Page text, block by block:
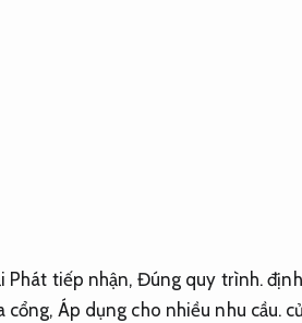
Phát tiếp nhận, Đúng quy trình.
cổng, Áp dụng cho nhiều nhu cầu.